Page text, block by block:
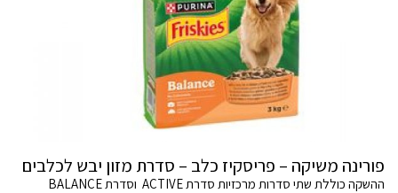
פורינה משיקה – פריסקיז כלב – סדרת מזון יבש לכלבים
ההשקה כוללת שתי סדרות מרכזיות סדרת ACTIVE וסדרת BALANCE